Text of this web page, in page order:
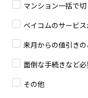
マンション一括で切
ベイコムのサービス
来月からの値引きの
面倒な手続きなど
その他